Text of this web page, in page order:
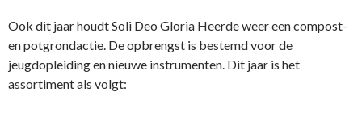
Ook dit jaar houdt Soli Deo Gloria Heerde weer een compost-
en potgrondactie. De opbrengst is bestemd voor de
jeugdopleiding en nieuwe instrumenten. Dit jaar is het
assortiment als volgt: